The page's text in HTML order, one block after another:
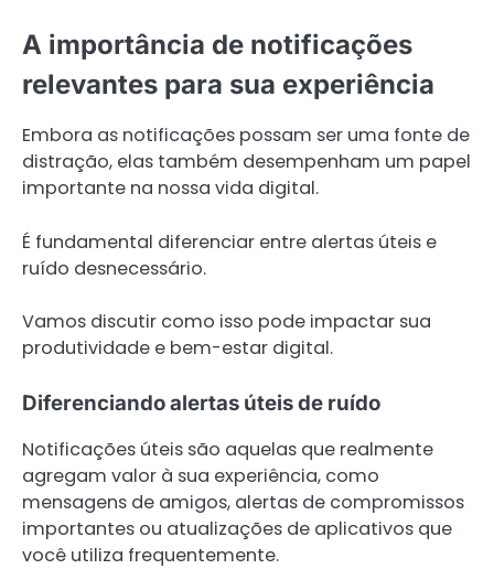
A importância de notificações
relevantes para sua experiência
Embora as notificações possam ser uma fonte de
distração, elas também desempenham um papel
importante na nossa vida digital.
É fundamental diferenciar entre alertas úteis e
ruído desnecessário.
Vamos discutir como isso pode impactar sua
produtividade e bem-estar digital.
Diferenciando alertas úteis de ruído
Notificações úteis são aquelas que realmente
agregam valor à sua experiência, como
mensagens de amigos, alertas de compromissos
importantes ou atualizações de aplicativos que
você utiliza frequentemente.